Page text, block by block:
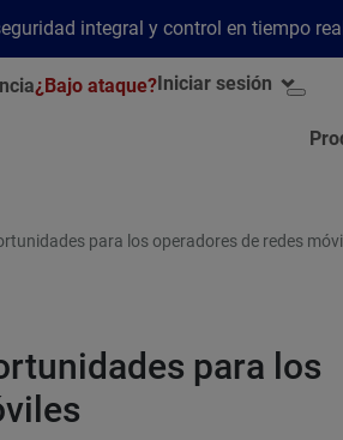
integral y control en tiempo
¿Bajo ataque?Iniciar sesión
para los operadores de redes
para los